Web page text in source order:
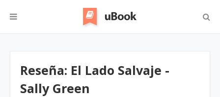
Reseña: El Lado Salvaje -
Sally Green